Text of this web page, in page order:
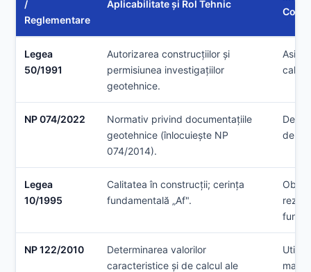
/
Reglementare
Aplicabilitate și Rol Tehnic
Legea
50/1991
Autorizarea construcțiilor și
permisiunea investigațiilor
geotehnice.
NP 074/2022
Normativ privind documentațiile
geotehnice (înlocuiește NP
074/2014).
de
Legea
10/1995
Calitatea în construcții; cerința
fundamentală „Af".
NP 122/2010
Determinarea valorilor
caracteristice și de calcul ale